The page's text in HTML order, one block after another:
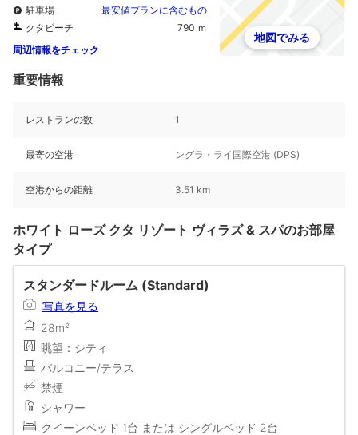
駐車場
最安値プランに含むもの
クタビーチ
790 ｍ
周辺情報をチェック
地図でみる
重要情報
レストランの数 1
最寄の空港 ングラ・ライ国際空港 (DPS)
空港からの距離 3.51 km
ホワイト ローズ クタ リゾート ヴィラズ & スパのお部屋
タイプ
スタンダードルーム (Standard)
写真を見る
28m²
眺望：シティ
バルコニー/テラス
禁煙
シャワー
クイーンベッド 1台 または シングルベッド 2台